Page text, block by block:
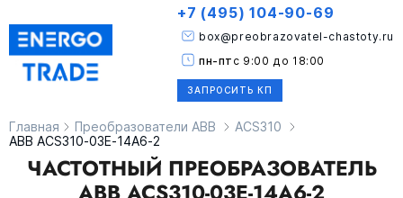
ЗАПРОСИТЬ КП
box@preobrazovatel-chastoty.ru
+7 (495) 104-90-69
пн-пт с 9:00 до 18:00
Главная Преобразователи ABB
ACS310
ABB ACS310-03E-14A6-2
ЧАСТОТНЫЙ ПРЕОБРАЗОВАТЕЛЬ